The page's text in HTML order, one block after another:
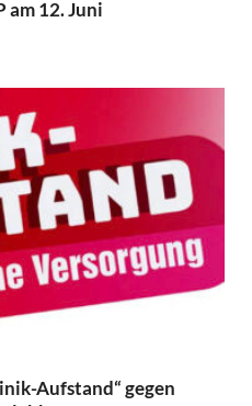
am 12. Juni
Aufstand“ gegen